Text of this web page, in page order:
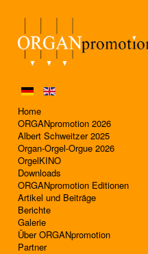
Home
ORGANpromotion 2026
Albert Schweitzer 2025
Organ-Orgel-Orgue 2026
OrgelKINO
Downloads
ORGANpromotion Editionen
Artikel und Beiträge
Berichte
Galerie
Über ORGANpromotion
Partner